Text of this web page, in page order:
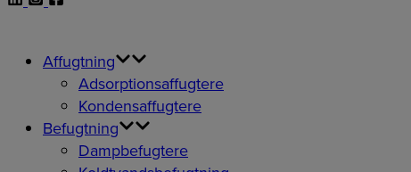
Affugtning
Adsorptionsaffugtere
Kondensaffugtere
Befugtning
Dampbefugtere